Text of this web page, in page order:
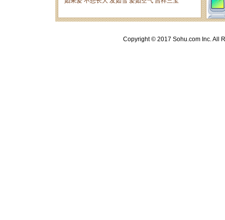
Copyright © 2017 Sohu.com Inc. All